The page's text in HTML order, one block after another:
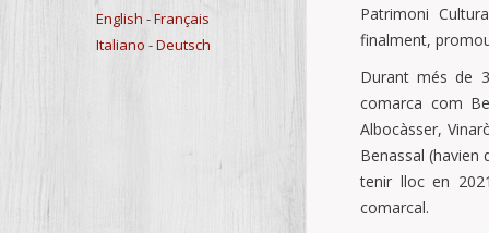
English -Français
Italiano -Deutsch
Patrimoni
finalment,
Durant més de
comarca com
Albocàsser,
Benassal (havien
tenir lloc en
comarcal.